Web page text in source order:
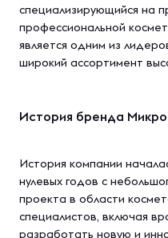
специализирующийся на
профессиональной
является одним из
широкий ассортимент
История бренда
История компании
нулевых годов с
проекта в области
специалистов, включая
разработать новую и